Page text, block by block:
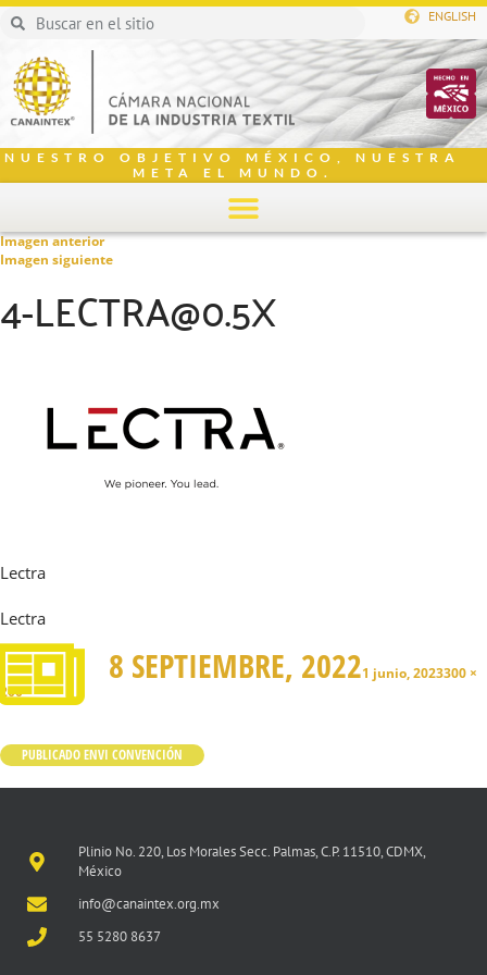
ENGLISH
NUESTRO OBJETIVO MÉXICO, NUESTRA
META EL MUNDO.
Imagen anterior
Imagen siguiente
4-LECTRA@0.5X
Lectra
Lectra
8 SEPTIEMBRE, 20221 junio, 2023300 ×
200
PUBLICADO ENVI CONVENCIÓN
Plinio No. 220, Los Morales Secc. Palmas, C.P. 11510, CDMX,
México
info@canaintex.org.mx
55 5280 8637